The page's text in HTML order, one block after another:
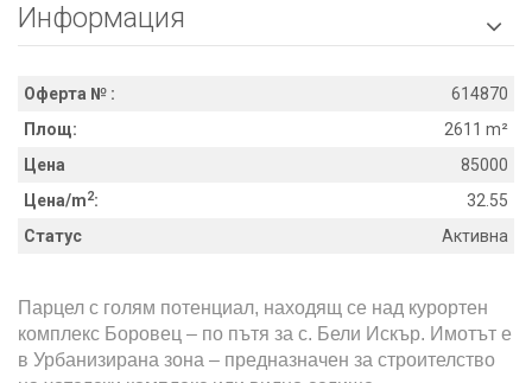
Информация 
Оферта № :
614870
Площ:
2611 m²
Цена
85000
Цена/m2:
32.55
Статус
Активна
Парцел с голям потенциал, находящ се над курортен
комплекс Боровец – по пътя за с. Бели Искър. Имотът е
в Урбанизирана зона – предназначен за строителство